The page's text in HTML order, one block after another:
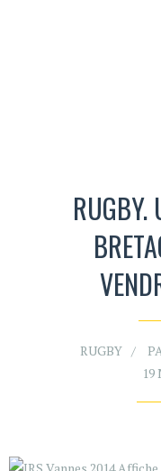
RUGBY.
RUGBY
19